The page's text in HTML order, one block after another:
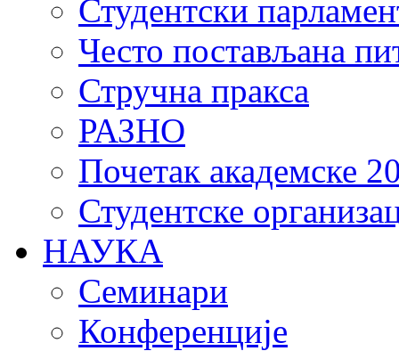
Студентски
Често постављана
Стручна пракса
РАЗНО
Почетак академске
Студентске
НАУКА
Семинари
Конференције